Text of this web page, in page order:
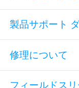
製品サポート
修理について
フィールドス